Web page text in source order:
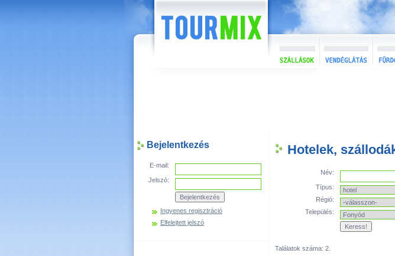
Bejelentkezés
E-mail:
Jelszó:
Ingyenes regisztráció
Elfelejtett jelszó
Hotelek,
Név:
Típus:
Régió:
Település:
Találatok száma: 2.